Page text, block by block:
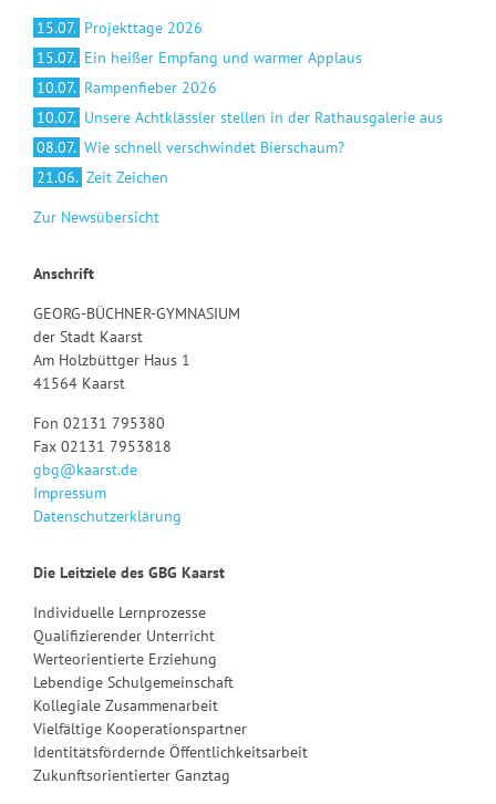
15.07. Projekttage 2026
15.07. Ein heißer Empfang und warmer Applaus
10.07. Rampenfieber 2026
10.07. Unsere Achtklässler stellen in der Rathausgalerie aus
08.07. Wie schnell verschwindet Bierschaum?
21.06. Zeit Zeichen
Zur Newsübersicht
Anschrift
GEORG-BÜCHNER-GYMNASIUM
der Stadt Kaarst
Am Holzbüttger Haus 1
41564 Kaarst
Fon 02131 795380
Fax 02131 7953818
gbg@kaarst.de
Impressum
Datenschutzerklärung
Die Leitziele des GBG Kaarst
Individuelle Lernprozesse
Qualifizierender Unterricht
Werteorientierte Erziehung
Lebendige Schulgemeinschaft
Kollegiale Zusammenarbeit
Vielfältige Kooperationspartner
Identitätsfördernde Öffentlichkeitsarbeit
Zukunftsorientierter Ganztag